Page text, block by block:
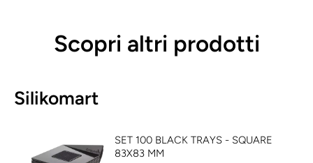
Scopri altri prodotti
Silikomart
SET 100 BLACK TRAYS - SQUARE
83X83 MM